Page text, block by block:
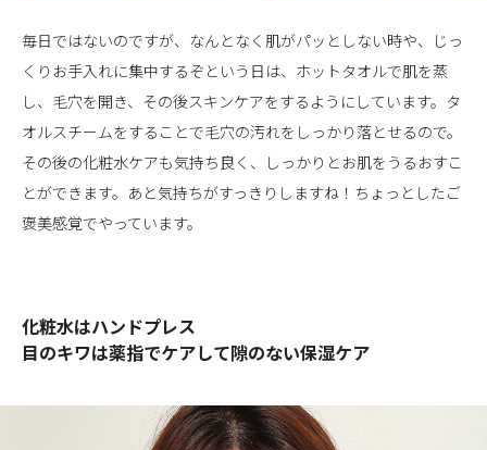
毎日ではないのですが、なんとなく肌がパッとしない時や、じっ
くりお手入れに集中するぞという日は、ホットタオルで肌を蒸
し、毛穴を開き、その後スキンケアをするようにしています。タ
オルスチームをすることで毛穴の汚れをしっかり落とせるので。
その後の化粧水ケアも気持ち良く、しっかりとお肌をうるおすこ
とができます。あと気持ちがすっきりしますね！ちょっとしたご
褒美感覚でやっています。
化粧水はハンドプレス
目のキワは薬指でケアして隙のない保湿ケア